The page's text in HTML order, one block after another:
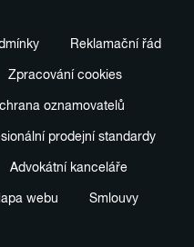
Reklamační řád
Zpracování cookies
oznamovatelů
prodejní standardy
Advokátní kanceláře
webu Smlouvy